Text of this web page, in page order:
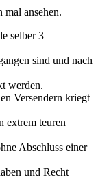
mal ansehen.
selber 3
sind und nach
werden.
Versendern kriegt
extrem teuren
Abschluss einer
und Recht